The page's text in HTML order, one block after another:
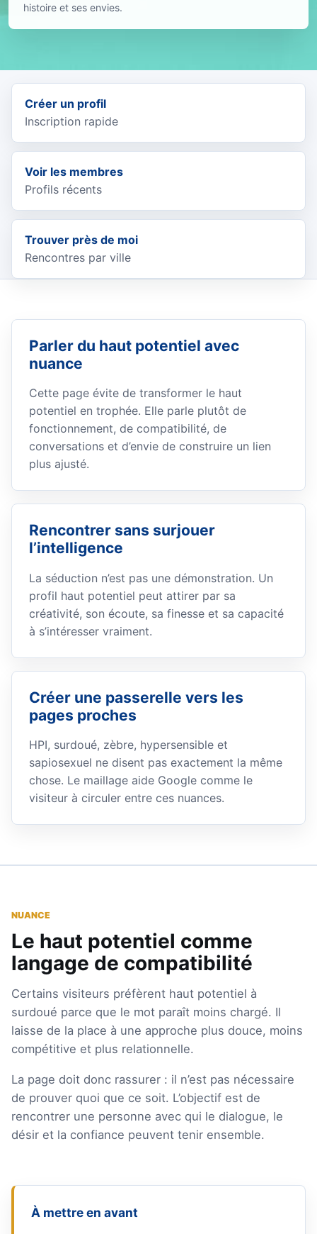
histoire et ses envies.
Créer un profil
Inscription rapide
Voir les membres
Profils récents
Trouver près de moi
Rencontres par ville
Parler du haut potentiel avec
nuance
Cette page évite de transformer le haut
potentiel en trophée. Elle parle plutôt de
fonctionnement, de compatibilité, de
conversations et d’envie de construire un lien
plus ajusté.
Rencontrer sans surjouer
l’intelligence
La séduction n’est pas une démonstration. Un
profil haut potentiel peut attirer par sa
créativité, son écoute, sa finesse et sa capacité
à s’intéresser vraiment.
Créer une passerelle vers les
pages proches
HPI, surdoué, zèbre, hypersensible et
sapiosexuel ne disent pas exactement la même
chose. Le maillage aide Google comme le
visiteur à circuler entre ces nuances.
NUANCE
Le haut potentiel comme
langage de compatibilité
Certains visiteurs préfèrent haut potentiel à
surdoué parce que le mot paraît moins chargé. Il
laisse de la place à une approche plus douce, moins
compétitive et plus relationnelle.
La page doit donc rassurer : il n’est pas nécessaire
de prouver quoi que ce soit. L’objectif est de
rencontrer une personne avec qui le dialogue, le
désir et la confiance peuvent tenir ensemble.
À mettre en avant